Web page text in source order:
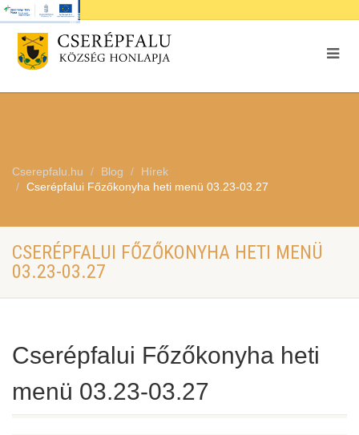
Cserepfalu.hu Blog
Hírek
Cserépfalui Főzőkonyha heti menü 03.23-03.27
CSERÉPFALUI FŐZŐKONYHA HETI MENÜ
03.23-03.27
Cserépfalui Főzőkonyha heti
menü 03.23-03.27